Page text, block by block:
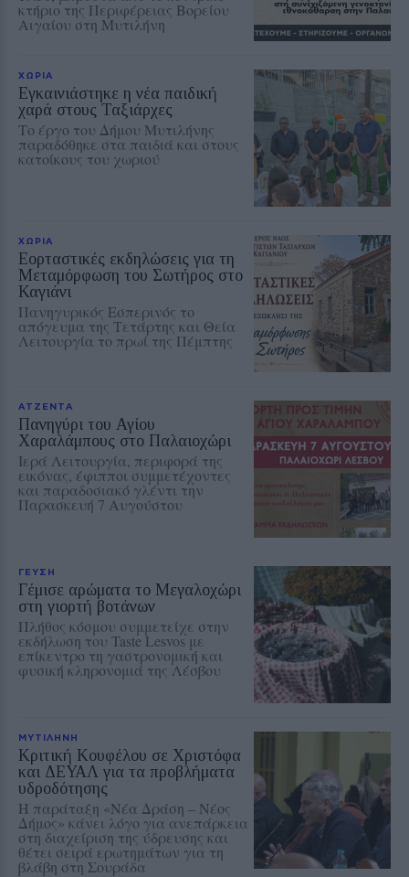
κτήριο της Περιφέρειας Βορείου
Αιγαίου στη Μυτιλήνη
ΧΩΡΙΑ
Εγκαινιάστηκε η νέα παιδική
χαρά στους Ταξιάρχες
Το έργο του Δήμου Μυτιλήνης
παραδόθηκε στα παιδιά και στους
κατοίκους του χωριού
ΧΩΡΙΑ
Εορταστικές εκδηλώσεις για τη
Μεταμόρφωση του Σωτήρος στο
Καγιάνι
Πανηγυρικός Εσπερινός το
απόγευμα της Τετάρτης και Θεία
Λειτουργία το πρωί της Πέμπτης
ΑΤΖΕΝΤΑ
Πανηγύρι του Αγίου
Χαραλάμπους στο Παλαιοχώρι
Ιερά Λειτουργία, περιφορά της
εικόνας, έφιπποι συμμετέχοντες
και παραδοσιακό γλέντι την
Παρασκευή 7 Αυγούστου
ΓΕΥΣΗ
Γέμισε αρώματα το Μεγαλοχώρι
στη γιορτή βοτάνων
Πλήθος κόσμου συμμετείχε στην
εκδήλωση του Taste Lesvos με
επίκεντρο τη γαστρονομική και
φυσική κληρονομιά της Λέσβου
ΜΥΤΙΛΗΝΗ
Κριτική Κουφέλου σε Χριστόφα
και ΔΕΥΑΛ για τα προβλήματα
υδροδότησης
Η παράταξη «Νέα Δράση – Νέος
Δήμος» κάνει λόγο για ανεπάρκεια
στη διαχείριση της ύδρευσης και
θέτει σειρά ερωτημάτων για τη
βλάβη στη Σουράδα